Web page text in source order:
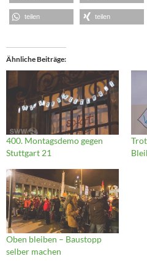
teilen teilen
Ähnliche Beiträge
400. Montagsdemo gegen
Stuttgart 21
Oben bleiben – Baustopp
selber machen